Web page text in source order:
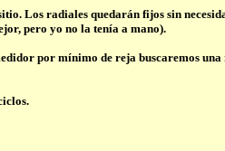
Los radiales quedarán fijos sin
pero yo no la tenía a mano).
por mínimo de reja buscaremos una